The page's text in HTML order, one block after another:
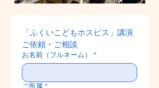
「ふくいこどもホスピス」講演
ご依頼・ご相談
お名前（フルネーム） *
ご所属 *